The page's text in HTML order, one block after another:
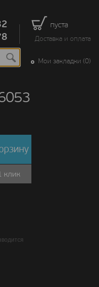
пуста
Доставка и оплата
Мои закладки (0)
клик